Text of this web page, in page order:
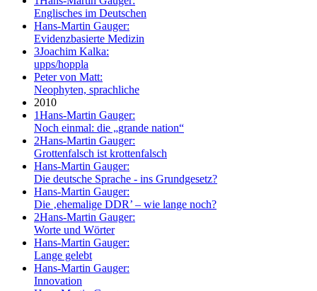
Englisches im Deutschen
Hans-Martin Gauger:
Evidenzbasierte Medizin
3Joachim Kalka:
upps/hoppla
Peter von Matt:
Neophyten, sprachliche
2010
1Hans-Martin Gauger:
Noch einmal: die „grande nation“
2Hans-Martin Gauger:
Grottenfalsch ist krottenfalsch
Hans-Martin Gauger:
Die deutsche Sprache - ins Grundgesetz?
Hans-Martin Gauger:
Die ‚ehemalige DDR’ – wie lange noch?
2Hans-Martin Gauger:
Worte und Wörter
Hans-Martin Gauger:
Lange gelebt
Hans-Martin Gauger:
Innovation